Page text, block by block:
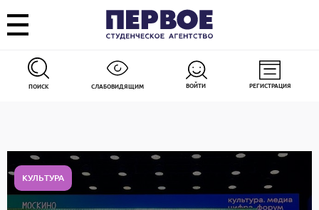
ПОИСК СЛАБОВИДЯЩИМ ВОЙТИ РЕГИСТРАЦИЯ
КУЛЬТУРА